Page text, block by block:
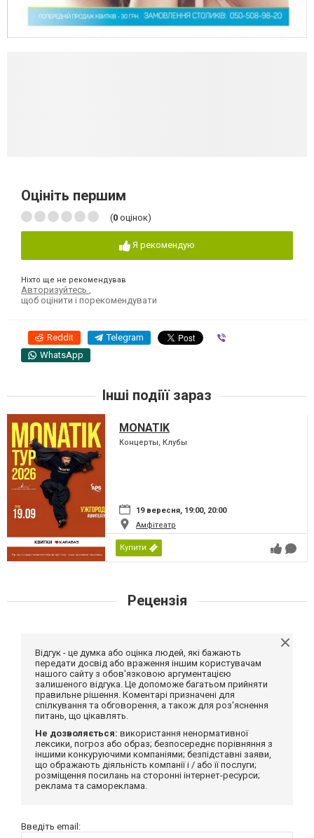
Оцініть першим
(0 оцінок)
Я рекомендую
Ніхто ще не рекомендував
Авторизуйтесь
щоб оцінити і порекомендувати
Reddit Telegram
WhatsApp
Інші подіїї зараз
MONATIK
Концерты, Клубы
19 вересня, 19:00, 20:00
Амфітеатр
Купити
Рецензія
Відгук - це думка або оцінка людей, які бажають
передати досвід або враження іншим користувачам
нашого сайту з обов'язковою аргументацією
залишеного відгука. Це допоможе багатьом прийняти
правильне рішення. Коментарі призначені для
спілкування та обговорення, а також для роз'яснення
питань, що цікавлять.
Не дозволяється: використання ненормативної
лексики, погроз або образ; безпосереднє порівняння з
іншими конкуруючими компаніями; безпідставні заяви,
що ображають діяльність компанії і / або її послуги;
розміщення посилань на сторонні інтернет-ресурси;
реклама та самореклама.
Введіть email: